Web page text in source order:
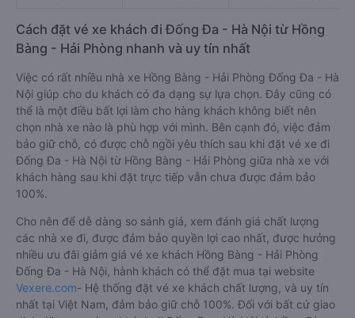
Cách đặt vé xe khách đi Đống Đa - Hà Nội từ Hồng
Bàng - Hải Phòng nhanh và uy tín nhất
Việc có rất nhiều nhà xe Hồng Bàng - Hải Phòng Đống Đa - Hà
Nội giúp cho du khách có đa dạng sự lựa chọn. Đây cũng có
thể là một điều bất lợi làm cho hàng khách không biết nên
chọn nhà xe nào là phù hợp với mình. Bên cạnh đó, việc đảm
bảo giữ chỗ, có được chỗ ngồi yêu thích sau khi đặt vé xe đi
Đống Đa - Hà Nội từ Hồng Bàng - Hải Phòng giữa nhà xe với
khách hàng sau khi đặt trực tiếp vẫn chưa được đảm bảo
100%.
Cho nên để dễ dàng so sánh giá, xem đánh giá chất lượng
các nhà xe đi, được đảm bảo quyền lợi cao nhất, được hưởng
nhiều ưu đãi giảm giá vé xe khách Hồng Bàng - Hải Phòng
Đống Đa - Hà Nội, hành khách có thể đặt mua tại website
Vexere.com- Hệ thống đặt vé xe khách chất lượng, và uy tín
nhất tại Việt Nam, đảm bảo giữ chỗ 100%. Đối với bất cứ giao